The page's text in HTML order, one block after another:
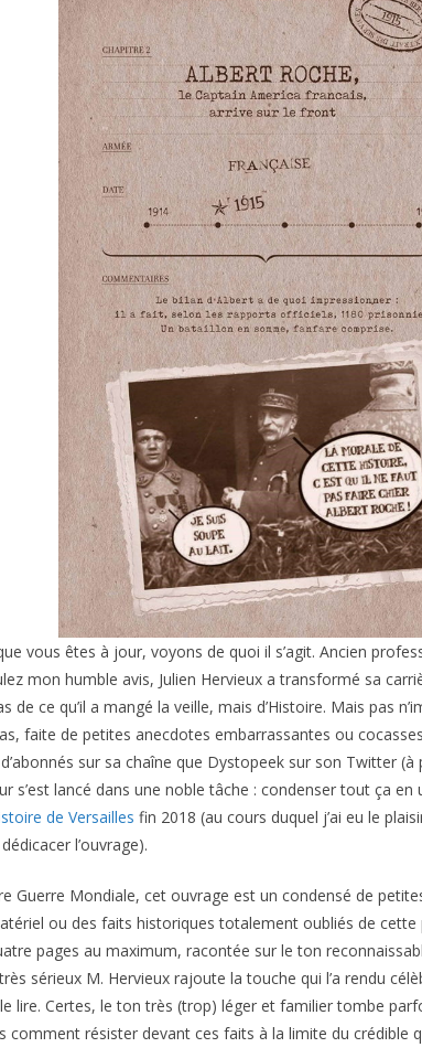
vous êtes à jour, voyons de quoi il s’agit. Ancien
mon humble avis, Julien Hervieux a transformé sa
de ce qu’il a mangé la veille, mais d’Histoire. Mais pas
faite de petites anecdotes embarrassantes ou
sur sa chaîne que Dystopeek sur son Twitter (à
s’est lancé dans une noble tâche : condenser tout ça en
de Versailles fin 2018 (au cours duquel j’ai eu le
l’ouvrage).
Guerre Mondiale, cet ouvrage est un condensé de
ou des faits historiques totalement oubliés de cette
pages au maximum, racontée sur le ton
sérieux M. Hervieux rajoute la touche qui l’a rendu
lire. Certes, le ton très (trop) léger et familier tombe
comment résister devant ces faits à la limite du crédible